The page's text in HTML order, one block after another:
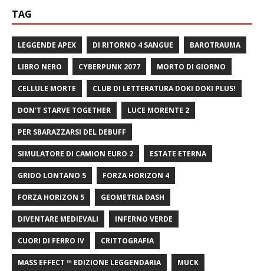
TAG
LEGGENDE APEX DI RITORNO 4 SANGUE BAROTRAUMA
LIBRO NERO CYBERPUNK 2077 MORTO DI GIORNO
CELLULE MORTE CLUB DI LETTERATURA DOKI DOKI PLUS!
DON'T STARVE TOGETHER LUCE MORENTE 2
PER SBARAZZARSI DEL DEBUFF
SIMULATORE DI CAMION EURO 2 ESTATE ETERNA
GRIDO LONTANO 5 FORZA HORIZON 4
FORZA HORIZON 5 GEOMETRIA DASH
DIVENTARE MEDIEVALI INFERNO VERDE
CUORI DI FERRO IV CRITTOGRAFIA
MASS EFFECT ™ EDIZIONE LEGGENDARIA MUCK